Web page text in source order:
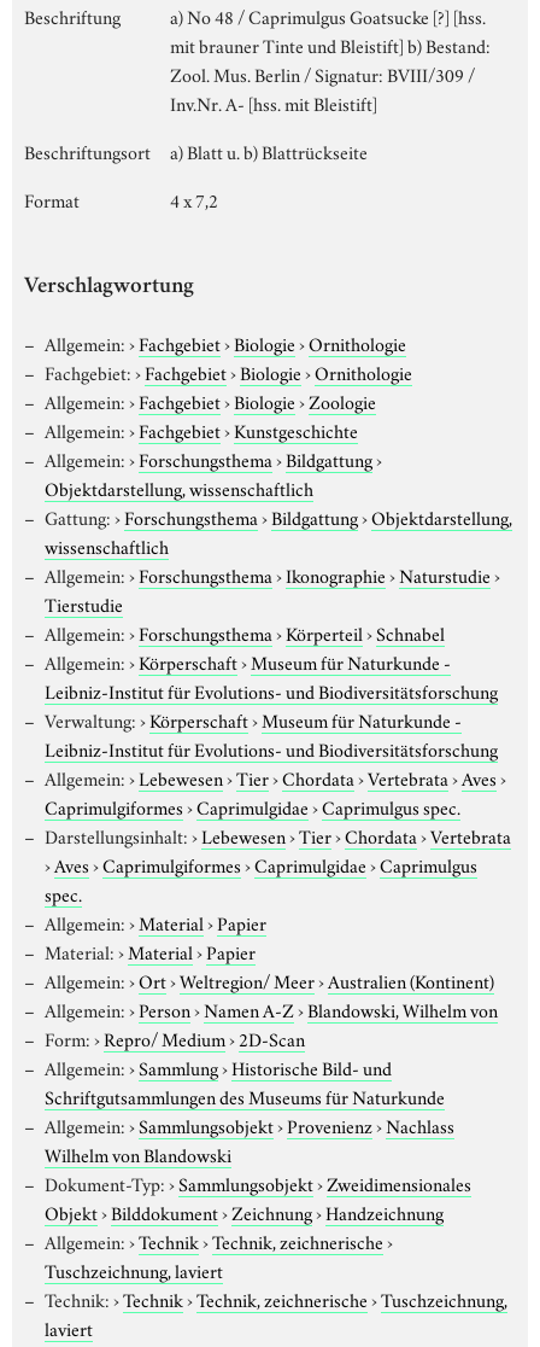
Beschriftung
a) No 48 / Caprimulgus Goatsucke [?] [hss.
mit brauner Tinte und Bleistift] b) Bestand:
Zool. Mus. Berlin / Signatur: BVIII/309 /
Inv.Nr. A- [hss. mit Bleistift]
Beschriftungsort
a) Blatt u. b) Blattrückseite
Format
4 x 7,2
Verschlagwortung
Allgemein:›Fachgebiet›Biologie›Ornithologie
Fachgebiet:›Fachgebiet›Biologie›Ornithologie
Allgemein:›Fachgebiet›Biologie›Zoologie
Allgemein:›Fachgebiet›Kunstgeschichte
Allgemein:›Forschungsthema›Bildgattung›
Objektdarstellung, wissenschaftlich
Gattung:›Forschungsthema›Bildgattung›Objektdarstellung,
wissenschaftlich
Allgemein:›Forschungsthema›Ikonographie›Naturstudie›
Tierstudie
Allgemein:›Forschungsthema›Körperteil›Schnabel
Allgemein:›Körperschaft›Museum für Naturkunde -
Leibniz-Institut für Evolutions- und Biodiversitätsforschung
Verwaltung:›Körperschaft›Museum für Naturkunde -
Leibniz-Institut für Evolutions- und Biodiversitätsforschung
Allgemein:›Lebewesen›Tier›Chordata›Vertebrata›Aves›
Caprimulgiformes›Caprimulgidae›Caprimulgus spec.
Darstellungsinhalt:›Lebewesen›Tier›Chordata›Vertebrata
›Aves›Caprimulgiformes›Caprimulgidae›Caprimulgus
spec.
Allgemein:›Material›Papier
Material:›Material›Papier
Allgemein:›Ort›Weltregion/ Meer›Australien (Kontinent)
Allgemein:›Person›Namen A-Z›Blandowski, Wilhelm von
Form:›Repro/ Medium›2D-Scan
Allgemein:›Sammlung›Historische Bild- und
Schriftgutsammlungen des Museums für Naturkunde
Allgemein:›Sammlungsobjekt›Provenienz›Nachlass
Wilhelm von Blandowski
Dokument-Typ:›Sammlungsobjekt›Zweidimensionales
Objekt›Bilddokument›Zeichnung›Handzeichnung
Allgemein:›Technik›Technik, zeichnerische›
Tuschzeichnung, laviert
Technik:›Technik›Technik, zeichnerische›Tuschzeichnung,
laviert